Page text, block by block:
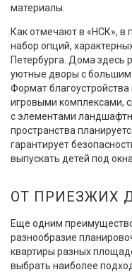
материалы.
Как отмечают в «НСК», в
набор опций,
Петербурга. Дома здесь
уютные дворы с большим
Формат
игровыми комплексами,
с элементами
пространства
гарантирует
выпускать детей под
ОТ ПРИЕЗЖИХ
Еще одним
разнообразие
квартиры разных
выбрать наиболее